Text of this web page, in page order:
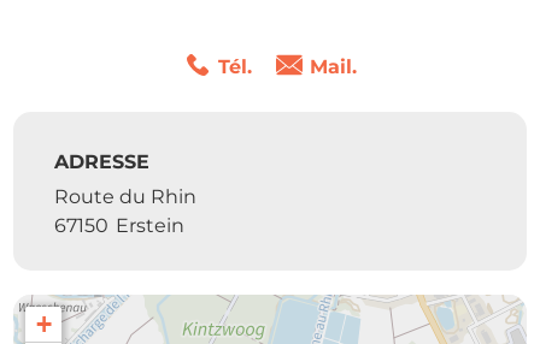
Tél. Mail.
ADRESSE
Route du Rhin
67150 Erstein
+